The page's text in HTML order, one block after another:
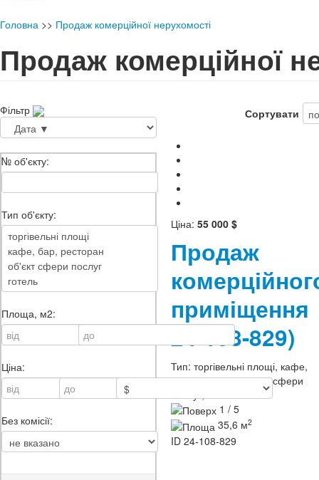
Головна >> Продаж комерційної нерухомості
Продаж комерційної
Фільтр
№ об'єкту:
Тип об'єкту:
Площа, м2:
Ціна:
Без комісії:
Сортувати
Ціна: 55 000 $
Продаж
24-108-829)
Тип: торгівельні площі, кафе,
бар, ресторан, об'єкт сфери
послуг, інше
1 / 5
35,6 м2
ID 24-108-829